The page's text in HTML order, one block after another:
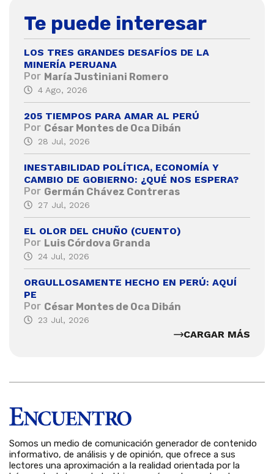
Te puede interesar
LOS TRES GRANDES DESAFÍOS DE LA
MINERÍA PERUANA
Por María Justiniani Romero
4 Ago, 2026
205 TIEMPOS PARA AMAR AL PERÚ
Por César Montes de Oca Dibán
28 Jul, 2026
INESTABILIDAD POLÍTICA, ECONOMÍA Y
CAMBIO DE GOBIERNO: ¿QUÉ NOS ESPERA?
Por Germán Chávez Contreras
27 Jul, 2026
EL OLOR DEL CHUÑO (CUENTO)
Por Luis Córdova Granda
24 Jul, 2026
ORGULLOSAMENTE HECHO EN PERÚ: AQUÍ
PE
Por César Montes de Oca Dibán
23 Jul, 2026
CARGAR MÁS
Somos un medio de comunicación generador de contenido
informativo, de análisis y de opinión, que ofrece a sus
lectores una aproximación a la realidad orientada por la